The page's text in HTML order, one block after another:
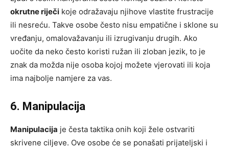
okrutne riječi koje odražavaju njihove vlastite frustracije
ili nesreću. Takve osobe često nisu empatične i sklone su
vređanju, omalovažavanju ili izrugivanju drugih. Ako
uočite da neko često koristi ružan ili zloban jezik, to je
znak da možda nije osoba kojoj možete vjerovati ili koja
ima najbolje namjere za vas.
6. Manipulacija
Manipulacija je česta taktika onih koji žele ostvariti
skrivene ciljeve. Ove osobe će se ponašati prijateljski i